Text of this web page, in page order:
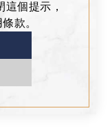
個提示，
款。